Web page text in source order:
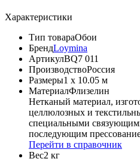
Характеристики
Тип товараОбои
БрендLoymina
АртикулBQ7 011
ПроизводствоРоссия
Размеры1 x 10.05 м
МатериалФлизелин
Нетканый материал,
целлюлозных и
специальными
последующим
Перейти в справочник
Вес2 кг